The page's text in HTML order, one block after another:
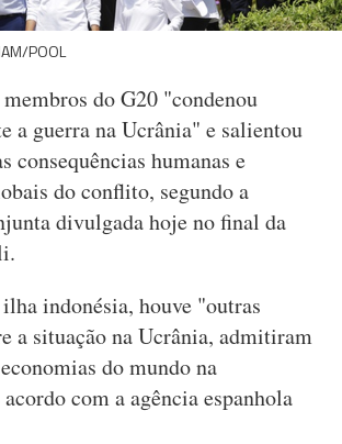
POOL
do G20 "condenou
a guerra na Ucrânia" e salientou
consequências humanas e
do conflito, segundo a
divulgada hoje no final da
indonésia, houve "outras
a situação na Ucrânia, admitiram
do mundo na
com a agência espanhola